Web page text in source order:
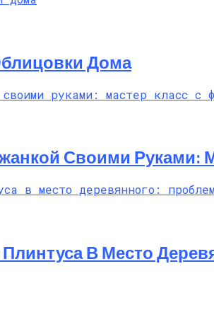
Дома
Своими Руками:
Плинтуса В Место